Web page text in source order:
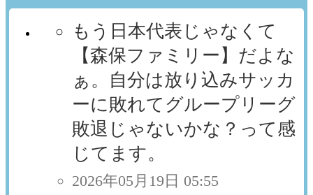
もう日本代表じゃなくて
【森保ファミリー】だよな
ぁ。自分は放り込みサッカ
ーに敗れてグループリーグ
敗退じゃないかな？って感
じてます。
2026年05月19日 05:55